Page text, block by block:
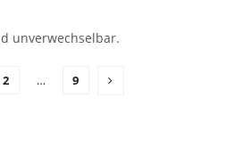
unverwechselbar.
2 … 9